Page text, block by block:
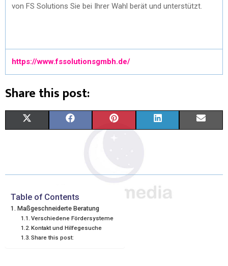
von FS Solutions Sie bei Ihrer Wahl berät und unterstützt.
https://www.fssolutionsgmbh.de/
Share this post:
W
T
T
E
O
O
T
E
K
E
I
Table of Contents
Maßgeschneiderte Beratung
Verschiedene Fördersysteme
Kontakt und Hilfegesuche
Share this post: